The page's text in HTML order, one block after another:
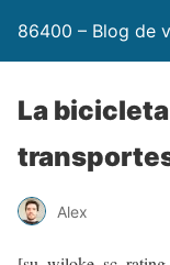
86400 – Blog de
La
Alex